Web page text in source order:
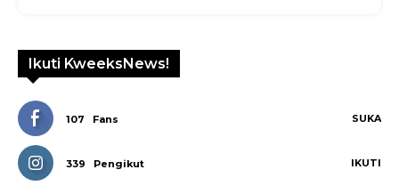
Ikuti KweeksNews!
107 Fans SUKA
339 Pengikut IKUTI